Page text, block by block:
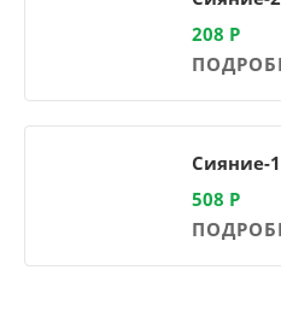
208 Р
Сияние-
508 Р